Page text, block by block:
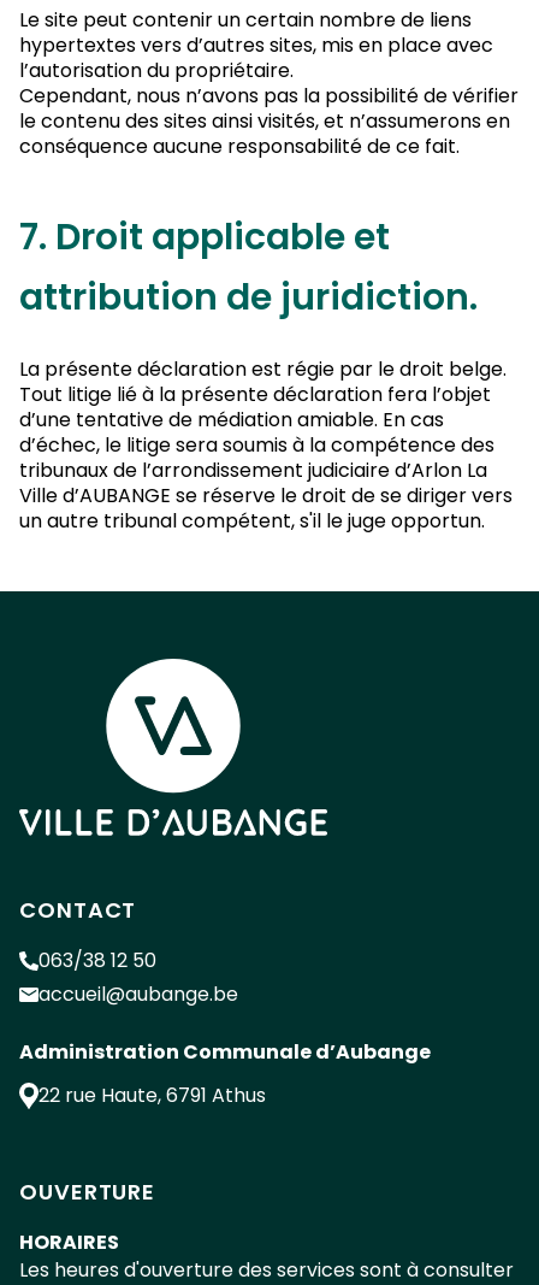
Le site peut contenir un certain nombre de liens
hypertextes vers d’autres sites, mis en place avec
l’autorisation du propriétaire.
Cependant, nous n’avons pas la possibilité de vérifier
le contenu des sites ainsi visités, et n’assumerons en
conséquence aucune responsabilité de ce fait.
7. Droit applicable et
attribution de juridiction.
La présente déclaration est régie par le droit belge.
Tout litige lié à la présente déclaration fera l’objet
d’une tentative de médiation amiable. En cas
d’échec, le litige sera soumis à la compétence des
tribunaux de l’arrondissement judiciaire d’Arlon La
Ville d’AUBANGE se réserve le droit de se diriger vers
un autre tribunal compétent, s'il le juge opportun.
CONTACT
063/38 12 50
accueil@aubange.be
Administration Communale d’Aubange
22 rue Haute,6791 Athus
OUVERTURE
HORAIRES
Les heures d'ouverture des services sont à consulter